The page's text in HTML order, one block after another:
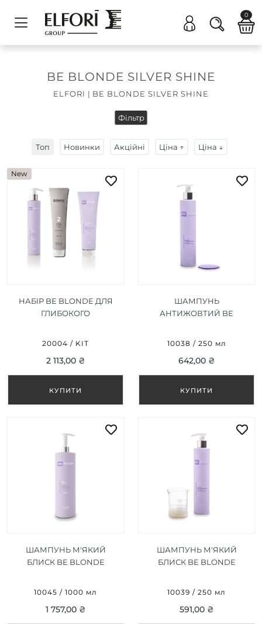
0
BE BLONDE SILVER SHINE
ELFORI | BE BLONDE SILVER SHINE
Фільтр
Топ Новинки Акційні Ціна ↑ Ціна ↓
New
НАБІР BE BLONDE ДЛЯ
ГЛИБОКОГО
20004 / KIT
2 113,00 ₴
ШАМПУНЬ
АНТИЖОВТИЙ BE
10038 / 250 мл
642,00 ₴
ШАМПУНЬ М'ЯКИЙ
БЛИСК BE BLONDE
10045 / 1000 мл
1 757,00 ₴
ШАМПУНЬ М'ЯКИЙ
БЛИСК BE BLONDE
10039 / 250 мл
591,00 ₴